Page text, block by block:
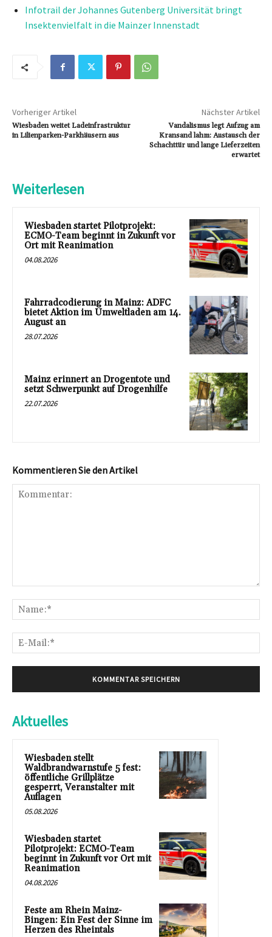
Infotrail der Johannes Gutenberg Universität bringt
Insektenvielfalt in die Mainzer Innenstadt
Vorheriger Artikel
Wiesbaden weitet Ladeinfrastruktur
in Lilienparken-Parkhäusern aus
Nächster Artikel
Vandalismus legt Aufzug am
Kransand lahm: Austausch der
Schachttür und lange Lieferzeiten
erwartet
Weiterlesen
Wiesbaden startet Pilotprojekt:
ECMO-Team beginnt in Zukunft vor
Ort mit Reanimation
04.08.2026
Fahrradcodierung in Mainz: ADFC
bietet Aktion im Umweltladen am 14.
August an
28.07.2026
Mainz erinnert an Drogentote und
setzt Schwerpunkt auf Drogenhilfe
22.07.2026
Kommentieren Sie den Artikel
Aktuelles
Wiesbaden stellt
Waldbrandwarnstufe 5 fest:
öffentliche Grillplätze
gesperrt, Veranstalter mit
Auflagen
05.08.2026
Wiesbaden startet
Pilotprojekt: ECMO-Team
beginnt in Zukunft vor Ort mit
Reanimation
04.08.2026
Feste am Rhein Mainz-
Bingen: Ein Fest der Sinne im
Herzen des Rheintals